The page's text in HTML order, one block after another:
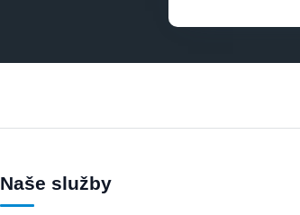
Naše služby